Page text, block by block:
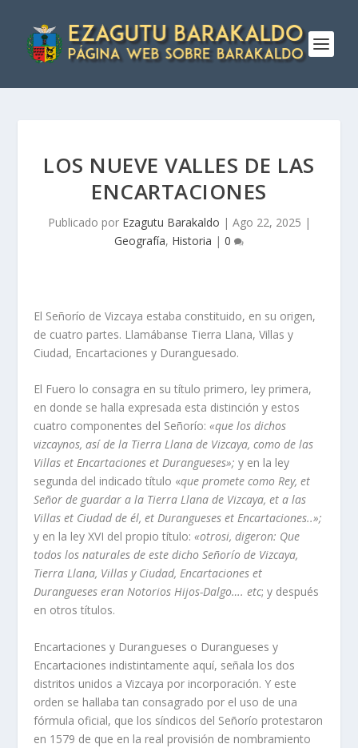
LOS NUEVE VALLES DE LAS
ENCARTACIONES
Publicado por Ezagutu Barakaldo | Ago 22, 2025 |
Geografí­a, Historia | 0
El Señorí­o de Vizcaya estaba constituido, en su origen,
de cuatro partes. Llamábanse Tierra Llana, Villas y
Ciudad, Encartaciones y Duranguesado.
El Fuero lo consagra en su tí­tulo primero, ley primera,
en donde se halla expresada esta distinción y estos
cuatro componentes del Señorí­o:«que los dichos
vizcaynos, así­ de la Tierra Llana de Vizcaya, como de las
Villas et Encartaciones et Durangueses»;y en la ley
segunda del indicado tí­tulo «que promete como Rey, et
Señor de guardar a la Tierra Llana de Vizcaya, et a las
Villas et Ciudad de él, et Durangueses et Encartaciones..»;
y en la ley XVI del propio tí­tulo:«otrosi, digeron: Que
todos los naturales de este dicho Señorí­o de Vizcaya,
Tierra Llana, Villas y Ciudad, Encartaciones et
Durangueses eran Notorios Hijos-Dalgo…. etc; y después
en otros tí­tulos.
Encartaciones y Durangueses o Durangueses y
Encartaciones indistintamente aquí­, señala los dos
distritos unidos a Vizcaya por incorporación. Y este
orden se hallaba tan consagrado por el uso de una
fórmula oficial, que los sí­ndicos del Señorí­o protestaron
en 1579 de que en la real provisión de nombramiento